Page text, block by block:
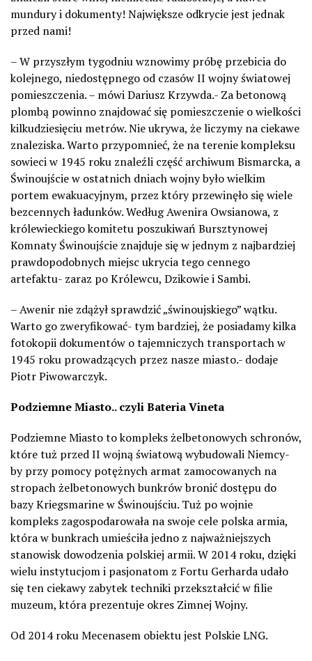
mundury i dokumenty! Największe odkrycie jest jednak
przed nami!
– W przyszłym tygodniu wznowimy próbę przebicia do
kolejnego, niedostępnego od czasów II wojny światowej
pomieszczenia. – mówi Dariusz Krzywda.- Za betonową
plombą powinno znajdować się pomieszczenie o wielkości
kilkudziesięciu metrów. Nie ukrywa, że liczymy na ciekawe
znaleziska. Warto przypomnieć, że na terenie kompleksu
sowieci w 1945 roku znaleźli część archiwum Bismarcka, a
Świnoujście w ostatnich dniach wojny było wielkim
portem ewakuacyjnym, przez który przewinęło się wiele
bezcennych ładunków. Według Awenira Owsianowa, z
królewieckiego komitetu poszukiwań Bursztynowej
Komnaty Świnoujście znajduje się w jednym z najbardziej
prawdopodobnych miejsc ukrycia tego cennego
artefaktu- zaraz po Królewcu, Dzikowie i Sambi.
– Awenir nie zdążył sprawdzić „świnoujskiego” wątku.
Warto go zweryfikować- tym bardziej, że posiadamy kilka
fotokopii dokumentów o tajemniczych transportach w
1945 roku prowadzących przez nasze miasto.- dodaje
Piotr Piwowarczyk.
Podziemne Miasto.. czyli Bateria Vineta
Podziemne Miasto to kompleks żelbetonowych schronów,
które tuż przed II wojną światową wybudowali Niemcy-
by przy pomocy potężnych armat zamocowanych na
stropach żelbetonowych bunkrów bronić dostępu do
bazy Kriegsmarine w Świnoujściu. Tuż po wojnie
kompleks zagospodarowała na swoje cele polska armia,
która w bunkrach umieściła jedno z najważniejszych
stanowisk dowodzenia polskiej armii. W 2014 roku, dzięki
wielu instytucjom i pasjonatom z Fortu Gerharda udało
się ten ciekawy zabytek techniki przekształcić w filie
muzeum, która prezentuje okres Zimnej Wojny.
Od 2014 roku Mecenasem obiektu jest Polskie LNG.